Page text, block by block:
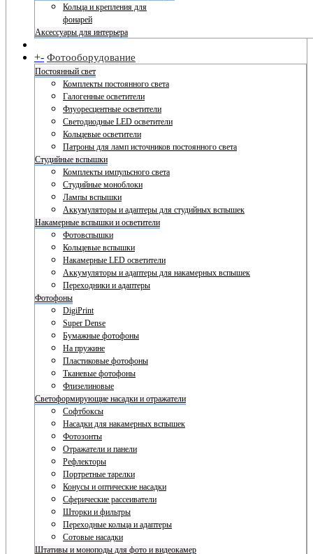
Кольца и крепления для
фонарей
Аксессуары для интерьера
+- Фотооборудование
Постоянный свет
Комплекты постоянного света
Галогенные осветители
Флуоресцентные осветители
Светодиодные LED осветители
Кольцевые осветители
Патроны для ламп источников постоянного света
Студийные вспышки
Комплекты импульсного света
Студийные моноблоки
Лампы вспышки
Аккумуляторы и адаптеры для студийных вспышек
Накамерные вспышки и осветители
Фотовспышки
Кольцевые вспышки
Накамерные LED осветители
Аккумуляторы и адаптеры для накамерных вспышек
Переходники и адаптеры
Фотофоны
DigiPrint
Super Dense
Бумажные фотофоны
На пружине
Пластиковые фотофоны
Тканевые фотофоны
Флизелиновые
Светоформирующие насадки и отражатели
Софтбоксы
Насадки для накамерных вспышек
Фотозонты
Отражатели и панели
Рефлекторы
Портретные тарелки
Конусы и оптические насадки
Сферические рассеиватели
Шторки и фильтры
Переходные кольца и адаптеры
Сотовые насадки
Штативы и моноподы для фото и видеокамер